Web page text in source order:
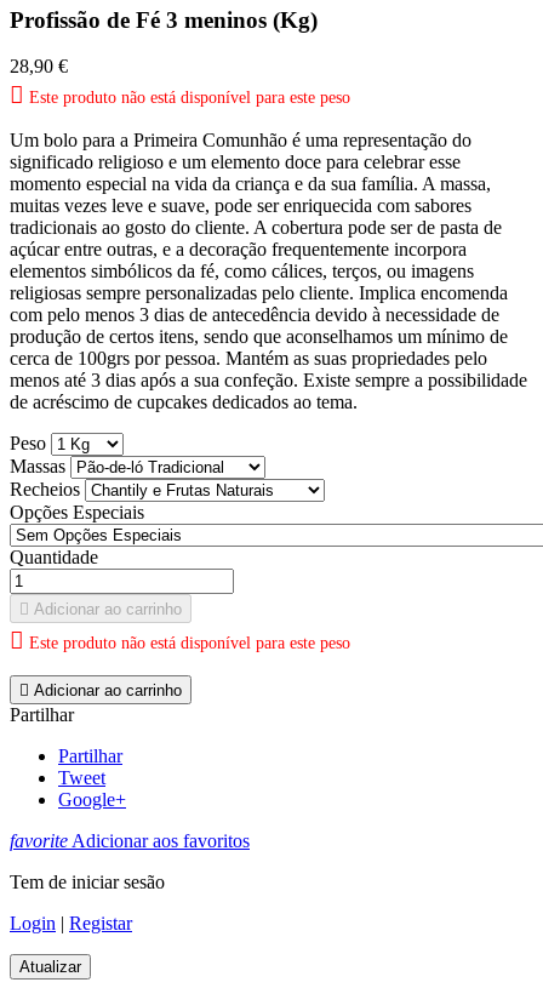
Profissão de Fé 3 meninos (Kg)
28,90 €
 Este produto não está disponível para este peso
Um bolo para a Primeira Comunhão é uma representação do
significado religioso e um elemento doce para celebrar esse
momento especial na vida da criança e da sua família. A massa,
muitas vezes leve e suave, pode ser enriquecida com sabores
tradicionais ao gosto do cliente. A cobertura pode ser de pasta de
açúcar entre outras, e a decoração frequentemente incorpora
elementos simbólicos da fé, como cálices, terços, ou imagens
religiosas sempre personalizadas pelo cliente. Implica encomenda
com pelo menos 3 dias de antecedência devido à necessidade de
produção de certos itens, sendo que aconselhamos um mínimo de
cerca de 100grs por pessoa. Mantém as suas propriedades pelo
menos até 3 dias após a sua confeção. Existe sempre a possibilidade
de acréscimo de cupcakes dedicados ao tema.
Peso
Massas
Recheios
Opções Especiais
Quantidade
 Adicionar ao carrinho
 Este produto não está disponível para este peso
 Adicionar ao carrinho
Partilhar
Partilhar
Tweet
Google+
favoriteAdicionar aos favoritos
Tem de iniciar sesão
Login | Registar